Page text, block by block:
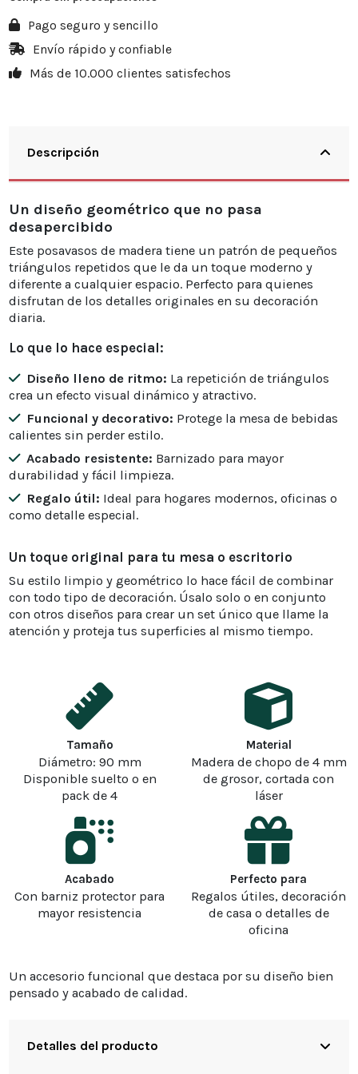
Pago seguro y sencillo
Envío rápido y confiable
Más de 10.000 clientes satisfechos
Descripción
Un diseño geométrico que no pasa
desapercibido
Este posavasos de madera tiene un patrón de pequeños
triángulos repetidos que le da un toque moderno y
diferente a cualquier espacio. Perfecto para quienes
disfrutan de los detalles originales en su decoración
diaria.
Lo que lo hace especial:
Diseño lleno de ritmo: La repetición de triángulos
crea un efecto visual dinámico y atractivo.
Funcional y decorativo: Protege la mesa de bebidas
calientes sin perder estilo.
Acabado resistente: Barnizado para mayor
durabilidad y fácil limpieza.
Regalo útil: Ideal para hogares modernos, oficinas o
como detalle especial.
Un toque original para tu mesa o escritorio
Su estilo limpio y geométrico lo hace fácil de combinar
con todo tipo de decoración. Úsalo solo o en conjunto
con otros diseños para crear un set único que llame la
atención y proteja tus superficies al mismo tiempo.
Tamaño
Diámetro: 90 mm
Disponible suelto o en
pack de 4
Material
Madera de chopo de 4 mm
de grosor, cortada con
láser
Acabado
Con barniz protector para
mayor resistencia
Perfecto para
Regalos útiles, decoración
de casa o detalles de
oficina
Un accesorio funcional que destaca por su diseño bien
pensado y acabado de calidad.
Detalles del producto